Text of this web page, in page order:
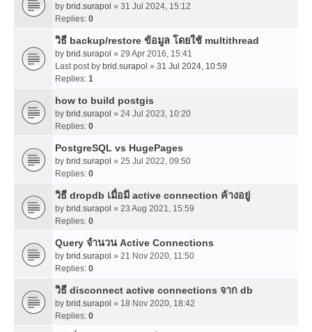
by brid.surapol » 31 Jul 2024, 15:12
Replies: 0
วิธี backup/restore ข้อมูล โดยใช้ multithread
by brid.surapol » 29 Apr 2016, 15:41
Last post by brid.surapol » 31 Jul 2024, 10:59
Replies: 1
how to build postgis
by brid.surapol » 24 Jul 2023, 10:20
Replies: 0
PostgreSQL vs HugePages
by brid.surapol » 25 Jul 2022, 09:50
Replies: 0
วิธี dropdb เมื่อมี active connection ค้างอยู่
by brid.surapol » 23 Aug 2021, 15:59
Replies: 0
Query จำนวน Active Connections
by brid.surapol » 21 Nov 2020, 11:50
Replies: 0
วิธี disconnect active connections จาก db
by brid.surapol » 18 Nov 2020, 18:42
Replies: 0